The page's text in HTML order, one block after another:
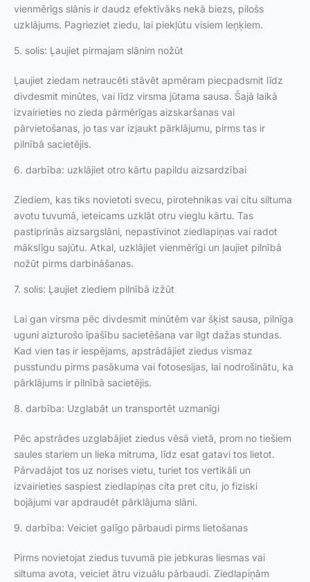
vienmērīgs slānis ir daudz efektīvāks nekā biezs, pilošs
uzklājums. Pagrieziet ziedu, lai piekļūtu visiem leņķiem.
5. solis: Ļaujiet pirmajam slānim nožūt
Ļaujiet ziedam netraucēti stāvēt apmēram piecpadsmit līdz
divdesmit minūtes, vai līdz virsma jūtama sausa. Šajā laikā
izvairieties no zieda pārmērīgas aizskaršanas vai
pārvietošanas, jo tas var izjaukt pārklājumu, pirms tas ir
pilnībā sacietējis.
6. darbība: uzklājiet otro kārtu papildu aizsardzībai
Ziediem, kas tiks novietoti svecu, pirotehnikas vai citu siltuma
avotu tuvumā, ieteicams uzklāt otru vieglu kārtu. Tas
pastiprinās aizsargslāni, nepastīvinot ziedlapiņas vai radot
mākslīgu sajūtu. Atkal, uzklājiet vienmērīgi un ļaujiet pilnībā
nožūt pirms darbināšanas.
7. solis: Ļaujiet ziediem pilnībā izžūt
Lai gan virsma pēc divdesmit minūtēm var šķist sausa, pilnīga
uguni aizturošo īpašību sacietēšana var ilgt dažas stundas.
Kad vien tas ir iespējams, apstrādājiet ziedus vismaz
pusstundu pirms pasākuma vai fotosesijas, lai nodrošinātu, ka
pārklājums ir pilnībā sacietējis.
8. darbība: Uzglabāt un transportēt uzmanīgi
Pēc apstrādes uzglabājiet ziedus vēsā vietā, prom no tiešiem
saules stariem un lieka mitruma, līdz esat gatavi tos lietot.
Pārvadājot tos uz norises vietu, turiet tos vertikāli un
izvairieties saspiest ziedlapiņas cita pret citu, jo fiziski
bojājumi var apdraudēt pārklājuma slāni.
9. darbība: Veiciet galīgo pārbaudi pirms lietošanas
Pirms novietojat ziedus tuvumā pie jebkuras liesmas vai
siltuma avota, veiciet ātru vizuālu pārbaudi. Ziedlapiņām